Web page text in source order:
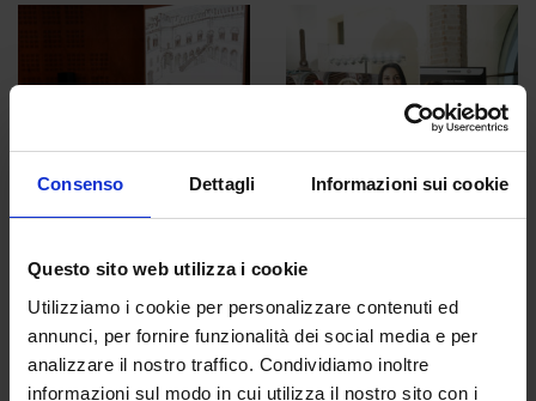
Consenso Dettagli Informazioni sui cookie
Questo sito web utilizza i cookie
Utilizziamo i cookie per personalizzare contenuti ed
annunci, per fornire funzionalità dei social media e per
analizzare il nostro traffico. Condividiamo inoltre
informazioni sul modo in cui utilizza il nostro sito con i